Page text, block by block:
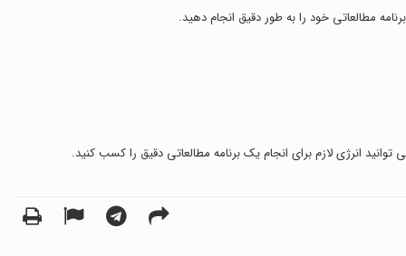
مطالعاتی خود را به طور دقیق انجام دهید.
انرژی لازم برای انجام یک برنامه مطالعاتی دقیق را کسب کنید.